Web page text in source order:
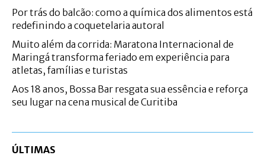
Por trás do balcão: como a química dos alimentos está
redefinindo a coquetelaria autoral
Muito além da corrida: Maratona Internacional de
Maringá transforma feriado em experiência para
atletas, famílias e turistas
Aos 18 anos, Bossa Bar resgata sua essência e reforça
seu lugar na cena musical de Curitiba
ÚLTIMAS